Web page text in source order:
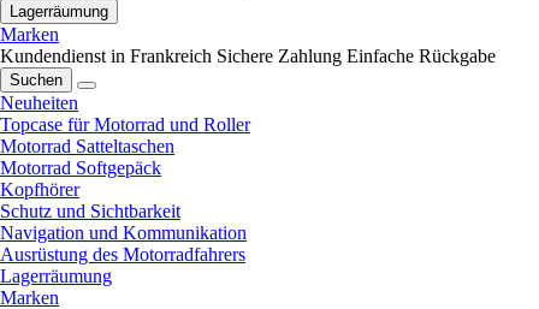
Lagerräumung
Marken
Kundendienst in Frankreich Sichere Zahlung Einfache Rückgabe
Suchen
Neuheiten
Topcase für Motorrad und Roller
Motorrad Satteltaschen
Motorrad Softgepäck
Kopfhörer
Schutz und Sichtbarkeit
Navigation und Kommunikation
Ausrüstung des Motorradfahrers
Lagerräumung
Marken